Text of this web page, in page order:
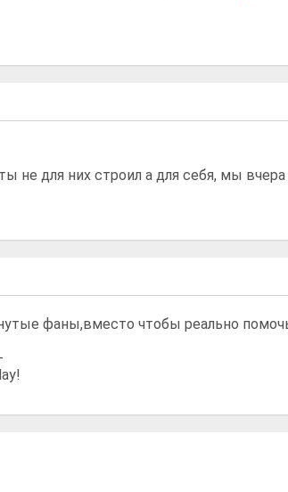
не для них строил а для себя, мы
фаны,вместо чтобы реально